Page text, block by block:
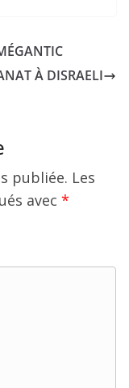
À DISRAELI
publiée. Les
avec *